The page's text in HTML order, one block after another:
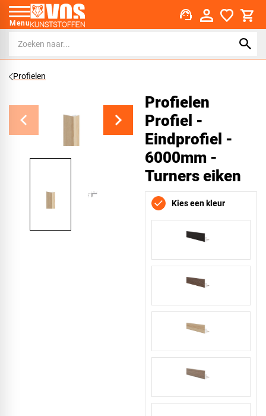
Menu support_agent
Profielen
Profielen
Profiel -
Eindprofiel -
6000mm -
Turners eiken
Kies een kleur